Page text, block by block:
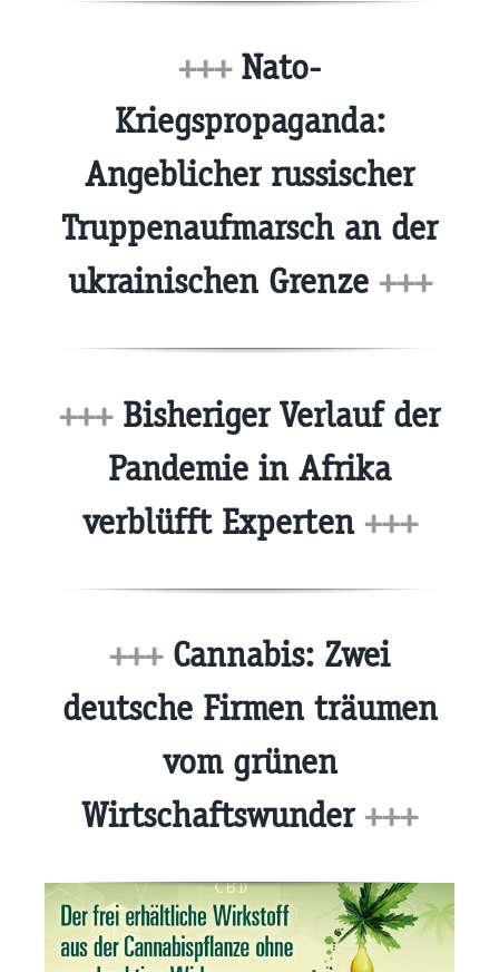
+++Nato-
Kriegspropaganda:
Angeblicher russischer
Truppenaufmarsch an der
ukrainischen Grenze +++
+++Bisheriger Verlauf der
Pandemie in Afrika
verblüfft Experten +++
+++Cannabis: Zwei
deutsche Firmen träumen
vom grünen
Wirtschaftswunder+++